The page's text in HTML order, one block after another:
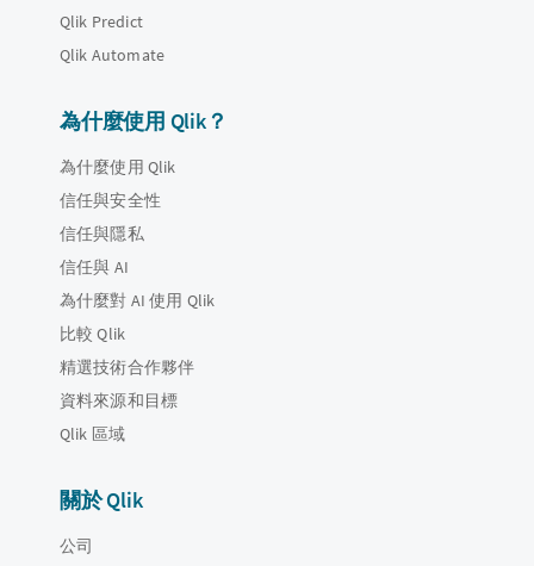
Qlik Predict
Qlik Automate
為什麼使用 Qlik？
為什麼使用 Qlik
信任與安全性
信任與隱私
信任與 AI
為什麼對 AI 使用 Qlik
比較 Qlik
精選技術合作夥伴
資料來源和目標
Qlik 區域
關於 Qlik
公司